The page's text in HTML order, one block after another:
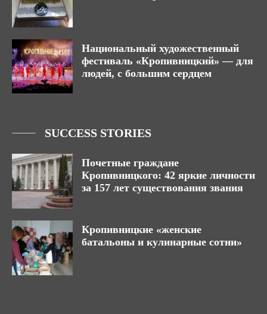
Национальный художественный
фестиваль «Кропивницкий» — для
людей, с большим сердцем
SUCCESS STORIES
Почетные граждане
Кропивницкого: 42 яркие личности
за 157 лет существования звания
Кропивницкие «женские
батальоны и кулинарные сотни»